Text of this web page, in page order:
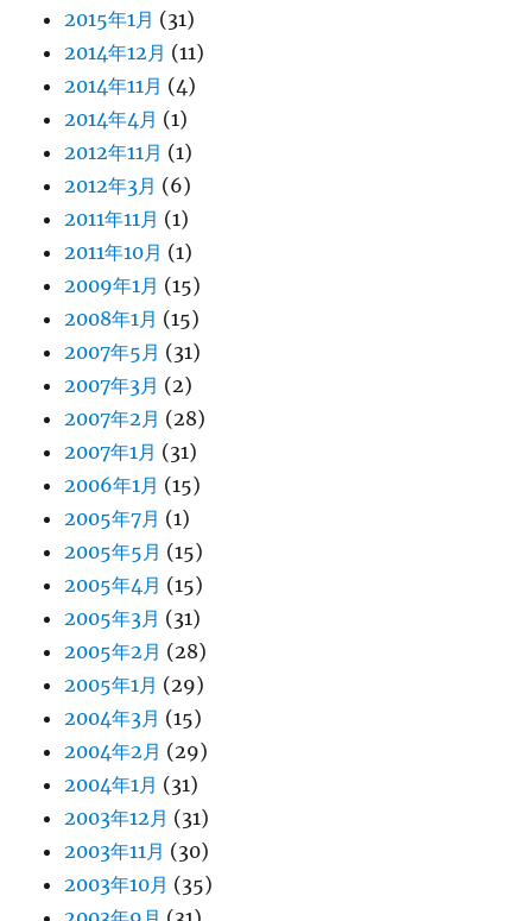
2015年1月 (31)
2014年12月 (11)
2014年11月 (4)
2014年4月 (1)
2012年11月 (1)
2012年3月 (6)
2011年11月 (1)
2011年10月 (1)
2009年1月 (15)
2008年1月 (15)
2007年5月 (31)
2007年3月 (2)
2007年2月 (28)
2007年1月 (31)
2006年1月 (15)
2005年7月 (1)
2005年5月 (15)
2005年4月 (15)
2005年3月 (31)
2005年2月 (28)
2005年1月 (29)
2004年3月 (15)
2004年2月 (29)
2004年1月 (31)
2003年12月 (31)
2003年11月 (30)
2003年10月 (35)